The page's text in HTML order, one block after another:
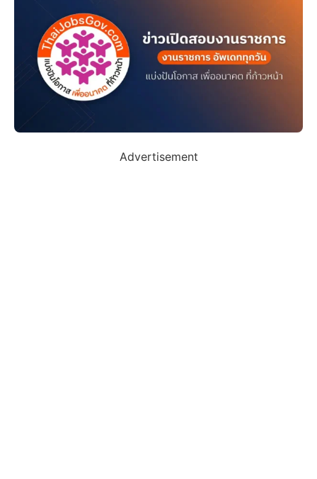
Advertisement